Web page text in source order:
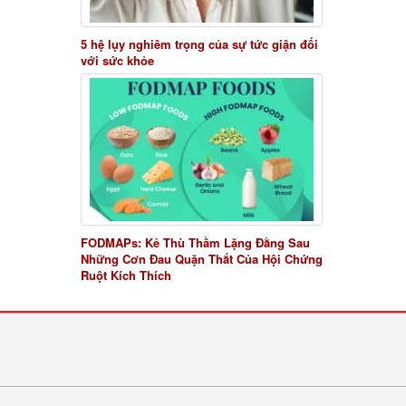
5 hệ lụy nghiêm trọng của sự tức giận đối
với sức khỏe
FODMAPs: Kẻ Thù Thầm Lặng Đằng Sau
Những Cơn Đau Quặn Thắt Của Hội Chứng
Ruột Kích Thích